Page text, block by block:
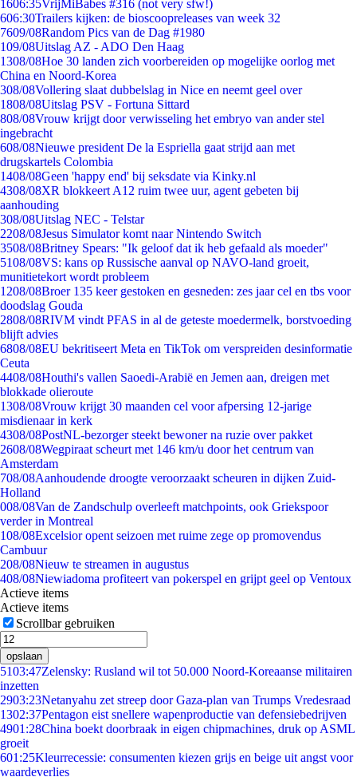
1606:35VrijMiBabes #316 (not very sfw!)
606:30Trailers kijken: de bioscoopreleases van week 32
7609/08Random Pics van de Dag #1980
109/08Uitslag AZ - ADO Den Haag
1308/08Hoe 30 landen zich voorbereiden op mogelijke oorlog met
China en Noord-Korea
308/08Vollering slaat dubbelslag in Nice en neemt geel over
1808/08Uitslag PSV - Fortuna Sittard
808/08Vrouw krijgt door verwisseling het embryo van ander stel
ingebracht
608/08Nieuwe president De la Espriella gaat strijd aan met
drugskartels Colombia
1408/08Geen 'happy end' bij seksdate via Kinky.nl
4308/08XR blokkeert A12 ruim twee uur, agent gebeten bij
aanhouding
308/08Uitslag NEC - Telstar
2208/08Jesus Simulator komt naar Nintendo Switch
3508/08Britney Spears: "Ik geloof dat ik heb gefaald als moeder"
5108/08VS: kans op Russische aanval op NAVO-land groeit,
munitietekort wordt probleem
1208/08Broer 135 keer gestoken en gesneden: zes jaar cel en tbs voor
doodslag Gouda
2808/08RIVM vindt PFAS in al de geteste moedermelk, borstvoeding
blijft advies
6808/08EU bekritiseert Meta en TikTok om verspreiden desinformatie
Ceuta
4408/08Houthi's vallen Saoedi-Arabië en Jemen aan, dreigen met
blokkade olieroute
1308/08Vrouw krijgt 30 maanden cel voor afpersing 12-jarige
misdienaar in kerk
4308/08PostNL-bezorger steekt bewoner na ruzie over pakket
2608/08Wegpiraat scheurt met 146 km/u door het centrum van
Amsterdam
708/08Aanhoudende droogte veroorzaakt scheuren in dijken Zuid-
Holland
008/08Van de Zandschulp overleeft matchpoints, ook Griekspoor
verder in Montreal
108/08Excelsior opent seizoen met ruime zege op promovendus
Cambuur
208/08Nieuw te streamen in augustus
408/08Niewiadoma profiteert van pokerspel en grijpt geel op Ventoux
Actieve items
Actieve items
Scrollbar gebruiken
opslaan
5103:47Zelensky: Rusland wil tot 50.000 Noord-Koreaanse militairen
inzetten
2903:23Netanyahu zet streep door Gaza-plan van Trumps Vredesraad
1302:37Pentagon eist snellere wapenproductie van defensiebedrijven
4901:28China boekt doorbraak in eigen chipmachines, druk op ASML
groeit
601:25Kleurrecessie: consumenten kiezen grijs en beige uit angst voor
waardeverlies